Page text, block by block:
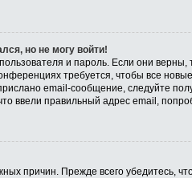
но не могу войти!
и пароль. Если они
требуется, чтобы все
email-сообщение, следуйте
ввели правильный адрес email,
причин. Прежде всего убедитесь,